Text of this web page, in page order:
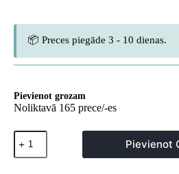
📦 Preces piegāde 3 - 10 dienas.
Pievienot grozam
Noliktavā 165 prece/-es
Parmezāna
siera
rīve,
Pievienot